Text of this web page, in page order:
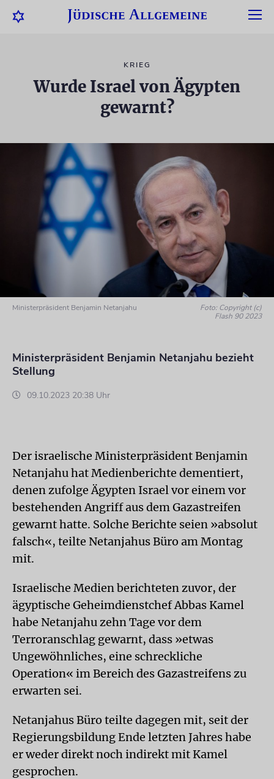
KRIEG
Wurde Israel von Ägypten
gewarnt?
Ministerpräsident Benjamin Netanjahu
Foto: Copyright (c)
Flash 90 2023
Ministerpräsident Benjamin Netanjahu bezieht
Stellung
09.10.2023 20:38 Uhr
Der israelische Ministerpräsident Benjamin
Netanjahu hat Medienberichte dementiert,
denen zufolge Ägypten Israel vor einem vor
bestehenden Angriff aus dem Gazastreifen
gewarnt hatte. Solche Berichte seien »absolut
falsch«, teilte Netanjahus Büro am Montag
mit.
Israelische Medien berichteten zuvor, der
ägyptische Geheimdienstchef Abbas Kamel
habe Netanjahu zehn Tage vor dem
Terroranschlag gewarnt, dass »etwas
Ungewöhnliches, eine schreckliche
Operation« im Bereich des Gazastreifens zu
erwarten sei.
Netanjahus Büro teilte dagegen mit, seit der
Regierungsbildung Ende letzten Jahres habe
er weder direkt noch indirekt mit Kamel
gesprochen.